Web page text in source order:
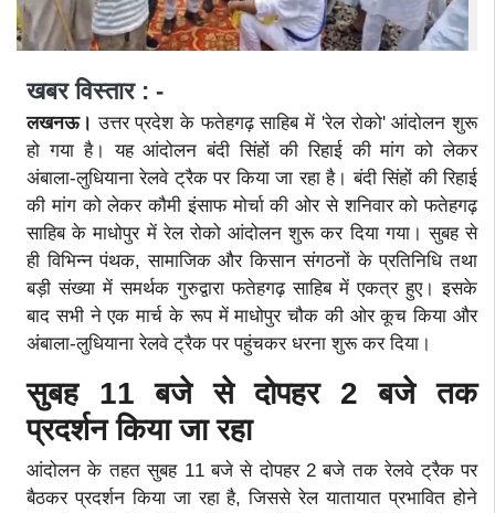
खबर विस्तार : -
लखनऊ। उत्तर प्रदेश के फतेहगढ़ साहिब में 'रेल रोको' आंदोलन शुरू
हो गया है। यह आंदोलन बंदी सिंहों की रिहाई की मांग को लेकर
अंबाला-लुधियाना रेलवे ट्रैक पर किया जा रहा है। बंदी सिंहों की रिहाई
की मांग को लेकर कौमी इंसाफ मोर्चा की ओर से शनिवार को फतेहगढ़
साहिब के माधोपुर में रेल रोको आंदोलन शुरू कर दिया गया। सुबह से
ही विभिन्न पंथक, सामाजिक और किसान संगठनों के प्रतिनिधि तथा
बड़ी संख्या में समर्थक गुरुद्वारा फतेहगढ़ साहिब में एकत्र हुए। इसके
बाद सभी ने एक मार्च के रूप में माधोपुर चौक की ओर कूच किया और
अंबाला-लुधियाना रेलवे ट्रैक पर पहुंचकर धरना शुरू कर दिया।
सुबह 11 बजे से दोपहर 2 बजे तक
प्रदर्शन किया जा रहा
आंदोलन के तहत सुबह 11 बजे से दोपहर 2 बजे तक रेलवे ट्रैक पर
बैठकर प्रदर्शन किया जा रहा है, जिससे रेल यातायात प्रभावित होने